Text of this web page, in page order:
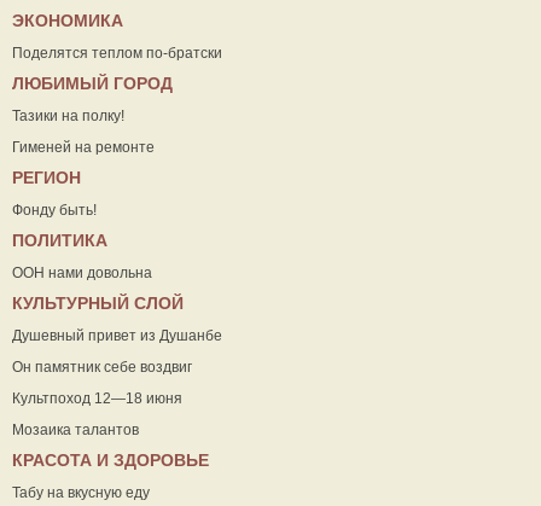
ЭКОНОМИКА
Поделятся теплом по-братски
ЛЮБИМЫЙ ГОРОД
Тазики на полку!
Гименей на ремонте
РЕГИОН
Фонду быть!
ПОЛИТИКА
ООН нами довольна
КУЛЬТУРНЫЙ СЛОЙ
Душевный привет из Душанбе
Он памятник себе воздвиг
Культпоход 12—18 июня
Мозаика талантов
КРАСОТА И ЗДОРОВЬЕ
Табу на вкусную еду